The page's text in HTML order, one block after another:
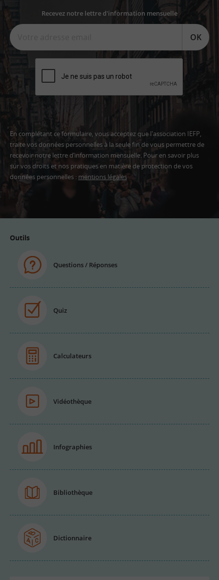
Recevez notre lettre d'information mensuelle
OK
En complétant ce formulaire, vous acceptez que l'association IEFP,
traite vos données personnelles à la seule fin de vous permettre de
recevoir notre lettre d’information mensuelle. Pour en savoir plus
sur vos droits et nos pratiques en matière de protection de vos
données personnelles : mentions légales
Adresse
Outils
Questions / Réponses
Quiz
Calculateurs
Vidéothèque
Infographies
Bibliothèque
Dictionnaire